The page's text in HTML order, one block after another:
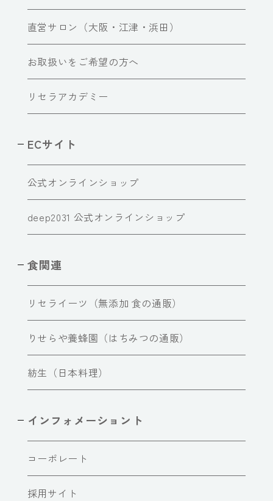
直営サロン（大阪・江津・浜田）
お取扱いをご希望の方へ
リセラアカデミー
ECサイト
公式オンラインショップ
deep2031 公式オンラインショップ
食関連
リセライーツ（無添加 食の通販）
りせらや養蜂園（はちみつの通販）
紡生（日本料理）
インフォメーショント
コーポレート
採用サイト